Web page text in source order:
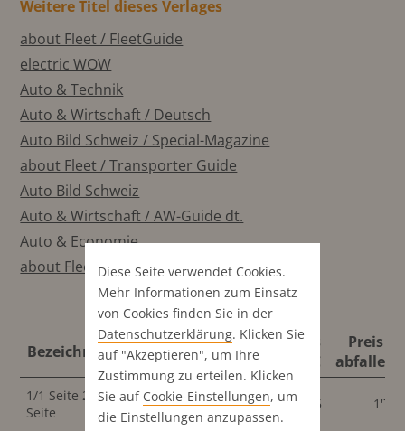
Weitere Titel dieses Verlages
about Fleet / FleetGuide
electric WOW
Auto & Technik
Auto & Wirtschaft / Deutsch
Auto Bild Schweiz / Special-Magazine
about Fleet / Transporter Guide
Auto Bild Schweiz
Auto & Wirtschaft / AW-Guide dt.
Auto & Economie
about Fleet
Bezeichnung Format
Format
abfallend
Preis
4C
Preis 4C
abfallend
1/1 Seite 2. U-
Seite
186x260
mm
210x297
mm
1'785 1'785
Diese Seite verwendet Cookies.
Mehr Informationen zum Einsatz
von Cookies finden Sie in der
Datenschutz­erklärung. Klicken Sie
auf "Akzeptieren", um Ihre
Zustimmung zu erteilen. Klicken
Sie auf Cookie-Einstellungen, um
die Einstellungen anzupassen.